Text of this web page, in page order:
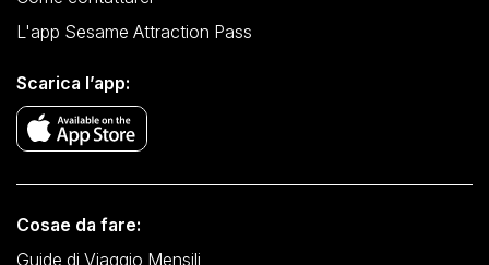
L'app Sesame Attraction Pass
Scarica l’app:
Cosae da fare:
Guide di Viaggio Mensili